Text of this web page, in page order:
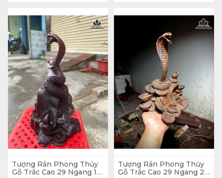
Tượng Rắn Phong Thủy
Gỗ Trắc Cao 29 Ngang 17
Tượng Rắn Phong Thủy
Gỗ Trắc Cao 29 Ngang 24